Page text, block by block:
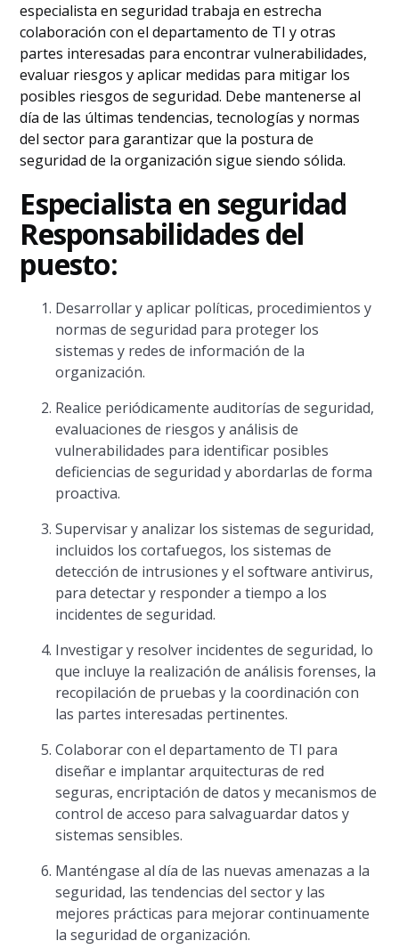
especialista en seguridad trabaja en estrecha
colaboración con el departamento de TI y otras
partes interesadas para encontrar vulnerabilidades,
evaluar riesgos y aplicar medidas para mitigar los
posibles riesgos de seguridad. Debe mantenerse al
día de las últimas tendencias, tecnologías y normas
del sector para garantizar que la postura de
seguridad de la organización sigue siendo sólida.
Especialista en seguridad
Responsabilidades del
puesto:
Desarrollar y aplicar políticas, procedimientos y
normas de seguridad para proteger los
sistemas y redes de información de la
organización.
Realice periódicamente auditorías de seguridad,
evaluaciones de riesgos y análisis de
vulnerabilidades para identificar posibles
deficiencias de seguridad y abordarlas de forma
proactiva.
Supervisar y analizar los sistemas de seguridad,
incluidos los cortafuegos, los sistemas de
detección de intrusiones y el software antivirus,
para detectar y responder a tiempo a los
incidentes de seguridad.
Investigar y resolver incidentes de seguridad, lo
que incluye la realización de análisis forenses, la
recopilación de pruebas y la coordinación con
las partes interesadas pertinentes.
Colaborar con el departamento de TI para
diseñar e implantar arquitecturas de red
seguras, encriptación de datos y mecanismos de
control de acceso para salvaguardar datos y
sistemas sensibles.
Manténgase al día de las nuevas amenazas a la
seguridad, las tendencias del sector y las
mejores prácticas para mejorar continuamente
la seguridad de organización.